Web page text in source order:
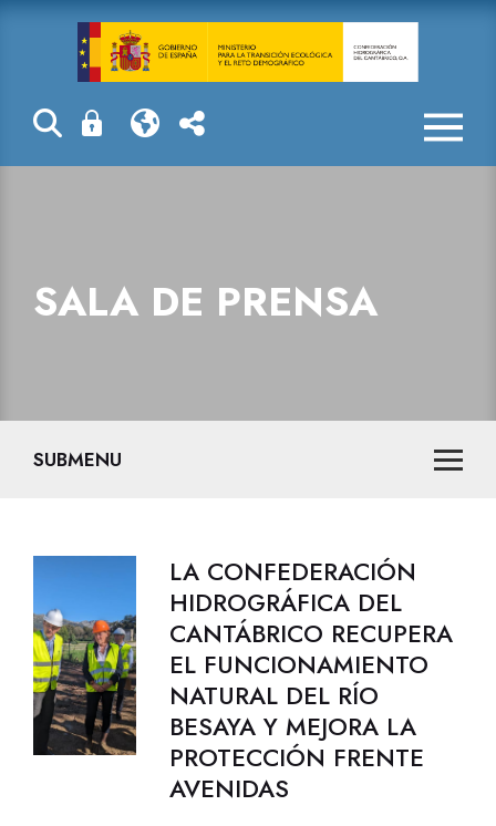
Sala de prensa
SALA DE PRENSA
SUBMENU
LA CONFEDERACIÓN
HIDROGRÁFICA DEL
CANTÁBRICO RECUPERA
EL FUNCIONAMIENTO
NATURAL DEL RÍO
BESAYA Y MEJORA LA
PROTECCIÓN FRENTE
AVENIDAS